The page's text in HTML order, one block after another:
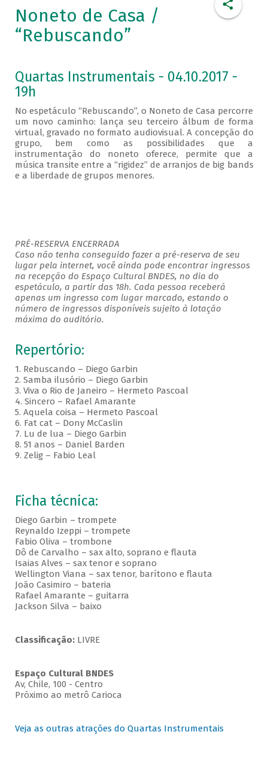
Noneto de Casa /
“Rebuscando”
Quartas Instrumentais - 04.10.2017 -
19h
No espetáculo “Rebuscando”, o Noneto de Casa percorre
um novo caminho: lança seu terceiro álbum de forma
virtual, gravado no formato audiovisual. A concepção do
grupo, bem como as possibilidades que a
instrumentação do noneto oferece, permite que a
música transite entre a “rigidez” de arranjos de big bands
e a liberdade de grupos menores.
PRÉ-RESERVA ENCERRADA
Caso não tenha conseguido fazer a pré-reserva de seu
lugar pela internet, você ainda pode encontrar ingressos
na recepção do Espaço Cultural BNDES, no dia do
espetáculo, a partir das 18h. Cada pessoa receberá
apenas um ingresso com lugar marcado, estando o
número de ingressos disponíveis sujeito à lotação
máxima do auditório.
Repertório:
1. Rebuscando – Diego Garbin
2. Samba ilusório – Diego Garbin
3. Viva o Rio de Janeiro – Hermeto Pascoal
4. Sincero – Rafael Amarante
5. Aquela coisa – Hermeto Pascoal
6. Fat cat – Dony McCaslin
7. Lu de lua – Diego Garbin
8. 51 anos – Daniel Barden
9. Zelig – Fabio Leal
Ficha técnica:
Diego Garbin – trompete
Reynaldo Izeppi – trompete
Fabio Oliva – trombone
Dô de Carvalho – sax alto, soprano e flauta
Isaias Alves – sax tenor e soprano
Wellington Viana – sax tenor, barítono e flauta
João Casimiro – bateria
Rafael Amarante – guitarra
Jackson Silva – baixo
Classificação:LIVRE
Espaço Cultural BNDES
Av, Chile, 100 - Centro
Próximo ao metrô Carioca
Veja as outras atrações do Quartas Instrumentais